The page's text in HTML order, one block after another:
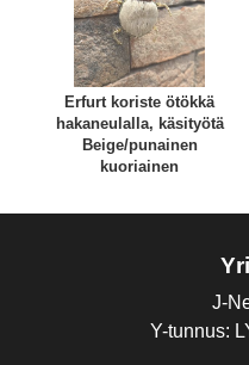
Erfurt koriste ötökkä
hakaneulalla, käsityötä
Beige/punainen
kuoriainen
J-
Y-tunnus: